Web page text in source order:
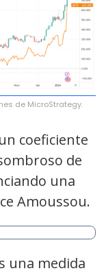
de MicroStrategy.
coeficiente
de
una
Amoussou.
una medida